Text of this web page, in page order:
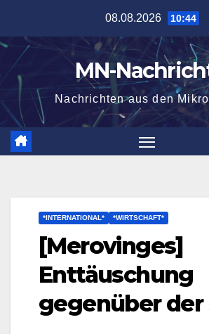
springen
08.08.2026 10:44
MN-
Nachrichten aus den
*INTERNATIONAL* *WIRTSCHAFT*
[Merovinges]
Enttäuschung
gegenüber der